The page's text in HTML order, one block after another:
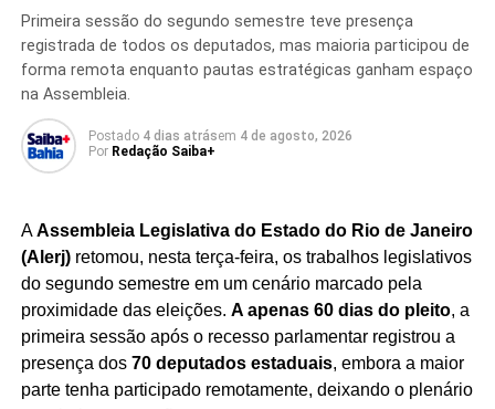
investimentos devem contribuir para o fortalecimento
da operação brasileira, considerada estratégica para os
planos de crescimento da multinacional. A meta é fazer
com que o desempenho da Danone no Brasil avance em
ritmo superior ao registrado pela matriz francesa nos
próximos anos.
apresentado crescimento consistente no país,
impulsionado por consumidores interessados em hábitos
de vida mais saudáveis.
Com a expansão da produção,
a Danone busca atender à demanda crescente e
consolidar sua liderança em uma categoria que
ganha cada vez mais espaço nas gôndolas e na
preferência dos brasileiros.
Primeira sessão do segundo semestre teve presença
registrada de todos os deputados, mas maioria participou de
forma remota enquanto pautas estratégicas ganham espaço
na Assembleia.
Postado 4 dias atrásem 4 de agosto, 2026
Por Redação Saiba+
AAssembleia Legislativa do Estado do Rio de Janeiro
(Alerj)retomou, nesta terça-feira, os trabalhos legislativos
do segundo semestre em um cenário marcado pela
proximidade das eleições. A apenas 60 dias do pleito, a
primeira sessão após o recesso parlamentar registrou a
presença dos 70 deputados estaduais, embora a maior
parte tenha participado remotamente, deixando o plenário